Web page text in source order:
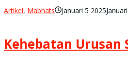
Artikel, Mabhats Januari 5 2025
Kehebatan Urusan